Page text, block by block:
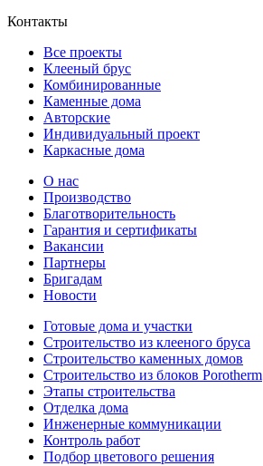
Контакты
Все проекты
Клееный брус
Комбинированные
Каменные дома
Авторские
Индивидуальный проект
Каркасные дома
О нас
Производство
Благотворительность
Гарантия и сертификаты
Вакансии
Партнеры
Бригадам
Новости
Готовые дома и участки
Строительство из клееного бруса
Строительство каменных домов
Строительство из блоков Porotherm
Этапы строительства
Отделка дома
Инженерные коммуникации
Контроль работ
Подбор цветового решения